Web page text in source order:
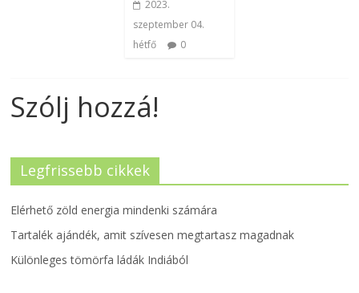
2023.
szeptember 04.
hétfő
0
Szólj hozzá!
Legfrissebb cikkek
Elérhető zöld energia mindenki számára
Tartalék ajándék, amit szívesen megtartasz magadnak
Különleges tömörfa ládák Indiából